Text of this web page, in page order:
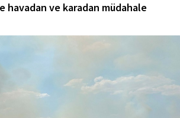
havadan ve karadan müdahale